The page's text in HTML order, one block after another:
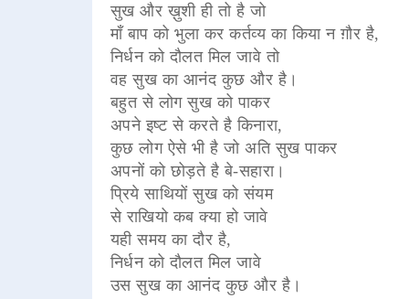
सुख और ख़ुशी ही तो है जो
माँ बाप को भुला कर कर्तव्य का किया न ग़ौर है,
निर्धन को दौलत मिल जावे तो
वह सुख का आनंद कुछ और है।
बहुत से लोग सुख को पाकर
अपने इष्ट से करते है किनारा,
कुछ लोग ऐसे भी है जो अति सुख पाकर
अपनों को छोड़ते है बे-सहारा।
प्रिये साथियों सुख को संयम
से राखियो कब क्या हो जावे
यही समय का दौर है,
निर्धन को दौलत मिल जावे
उस सुख का आनंद कुछ और है।